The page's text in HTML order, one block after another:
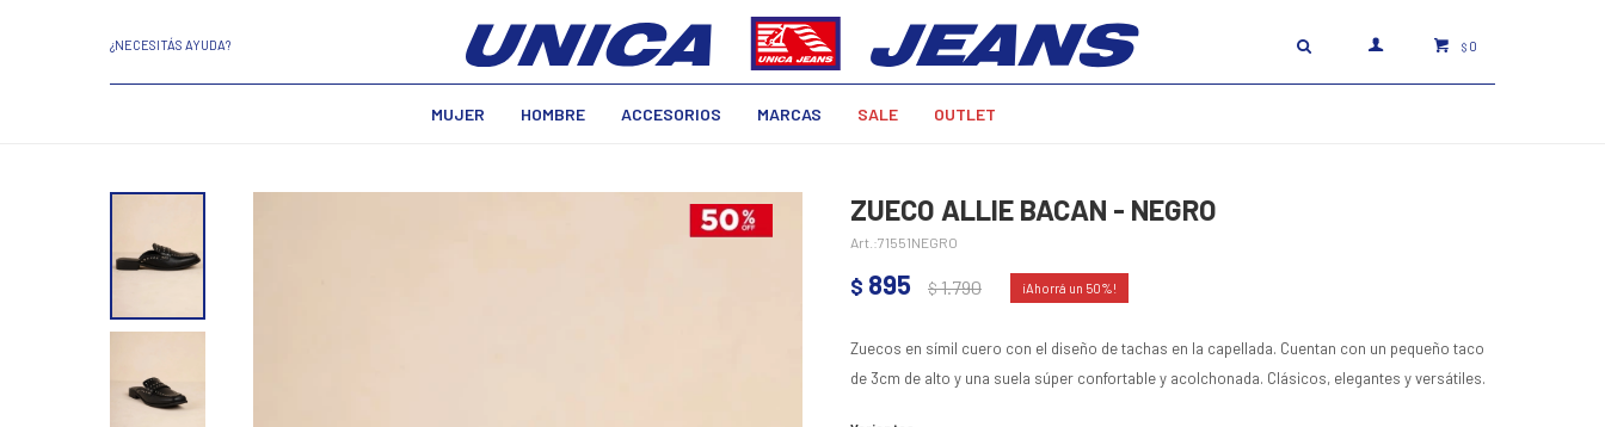
MUJER HOMBRE ACCESORIOS MARCAS SALE OUTLET
$ 0
¿NECESITÁS AYUDA?
ZUECO ALLIE BACAN - NEGRO
71551NEGRO
$ 895 $1.790 50
Zuecos en símil cuero con el diseño de tachas en la capellada. Cuentan con un pequeño taco
de 3cm de alto y una suela súper confortable y acolchonada. Clásicos, elegantes y versátiles.